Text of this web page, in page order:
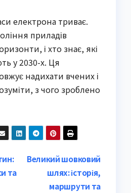
електрона триває.
приладів
і хто знає, які
у 2030-х. Ця
надихати вчених і
з чого зроблено
Великий шовковий
шлях: історія,
маршрути та
та